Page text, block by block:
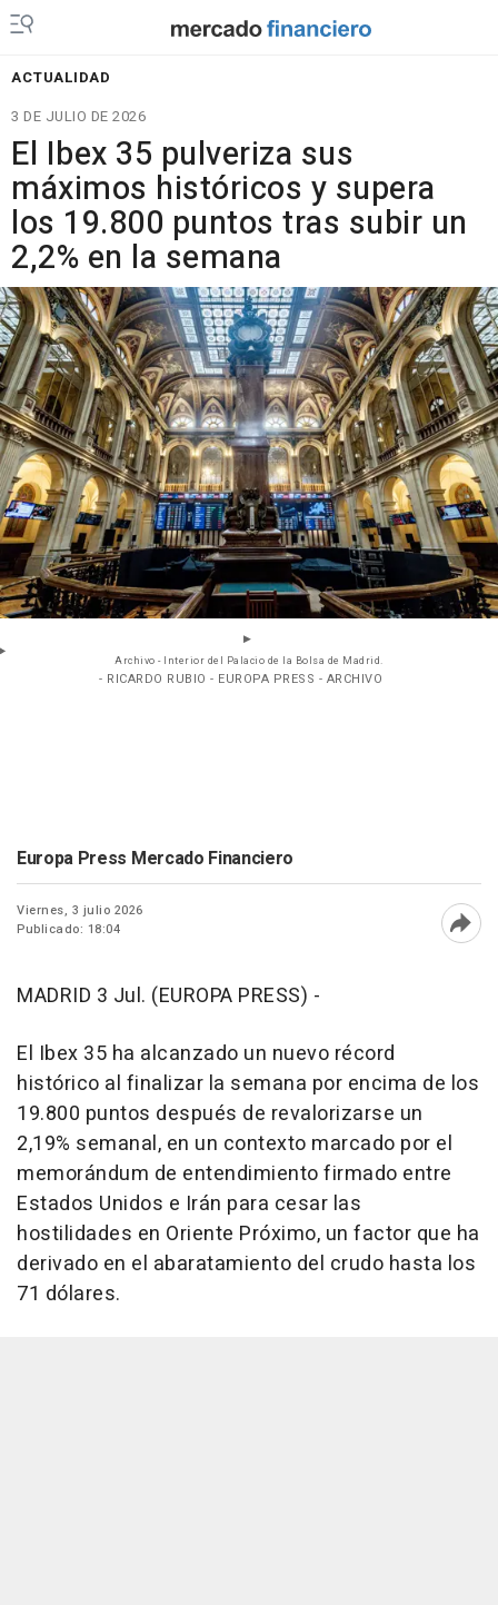
ACTUALIDAD
3 DE JULIO DE 2026
El Ibex 35 pulveriza sus
máximos históricos y supera
los 19.800 puntos tras subir un
2,2% en la semana
Archivo - Interior del Palacio de la Bolsa de Madrid.
- RICARDO RUBIO - EUROPA PRESS - ARCHIVO
Europa Press Mercado Financiero
Viernes, 3 julio 2026
Publicado: 18:04
MADRID 3 Jul. (EUROPA PRESS) -
El Ibex 35 ha alcanzado un nuevo récord
histórico al finalizar la semana por encima de los
19.800 puntos después de revalorizarse un
2,19% semanal, en un contexto marcado por el
memorándum de entendimiento firmado entre
Estados Unidos e Irán para cesar las
hostilidades en Oriente Próximo, un factor que ha
derivado en el abaratamiento del crudo hasta los
71 dólares.